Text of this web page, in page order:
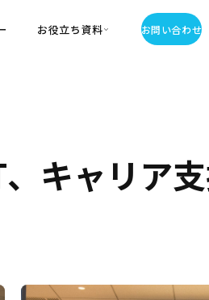
お役立ち資料 お問い合わせ
キャリア